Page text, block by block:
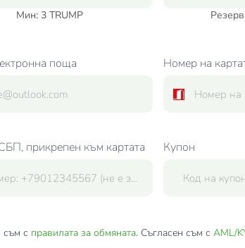
Мин: 3TRUMP
поща Номер на
прикрепен към картата Купон
с правилата за обмяната. Съгласен съм с AML/